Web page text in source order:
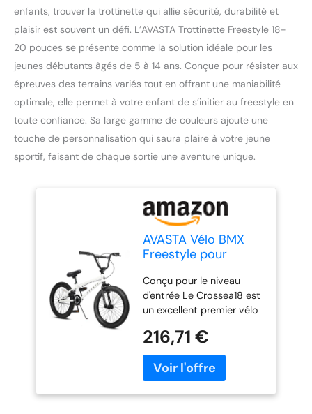
enfants, trouver la trottinette qui allie sécurité, durabilité et
plaisir est souvent un défi. L’AVASTA Trottinette Freestyle 18-
20 pouces se présente comme la solution idéale pour les
jeunes débutants âgés de 5 à 14 ans. Conçue pour résister aux
épreuves des terrains variés tout en offrant une maniabilité
optimale, elle permet à votre enfant de s’initier au freestyle en
toute confiance. Sa large gamme de couleurs ajoute une
touche de personnalisation qui saura plaire à votre jeune
sportif, faisant de chaque sortie une aventure unique.
AVASTA Vélo BMX
Freestyle pour
Ans, garçons, Filles
et Adolescents
débutants, Blanc
Conçu pour le niveau
d'entrée Le Crossea18 est
un excellent premier vélo
cyclistes, offrant tout ce
dont un débutant a
besoin pour conquérir les
rues ! La taille
recommandée du pilote
216,71 €